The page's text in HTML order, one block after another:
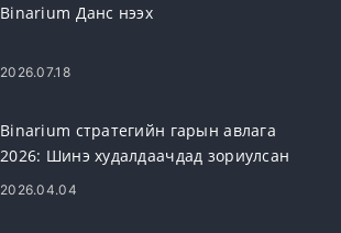
Binarium Данс нээх
2026.07.18
Binarium стратегийн гарын авлага
2026: Шинэ худалдаачдад зориулсан
шилдэг арилжааны стратеги
2026.04.04